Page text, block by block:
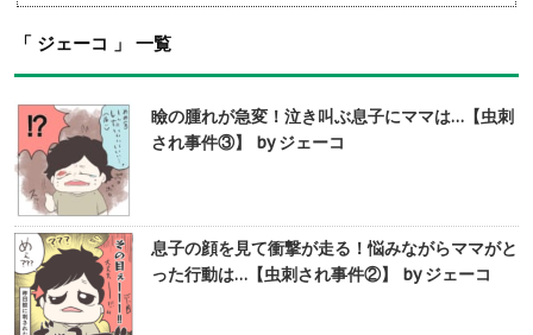
「 ジェーコ 」 一覧
瞼の腫れが急変！泣き叫ぶ息子にママは…【虫刺
され事件③】 by ジェーコ
息子の顔を見て衝撃が走る！悩みながらママがと
った行動は…【虫刺され事件②】 by ジェーコ